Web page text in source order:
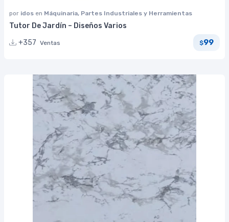
por idos en Máquinaria, Partes Industriales y Herramientas
Tutor De Jardín – Diseños Varios
+357 Ventas $99